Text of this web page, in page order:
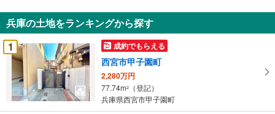
知
を
受
け
取
る
・
兵庫の土地をランキングから探す
1
成約でもらえる
西宮市甲子園町
2,280万円
77.74m2
（登記）
兵庫県西宮市甲子園町